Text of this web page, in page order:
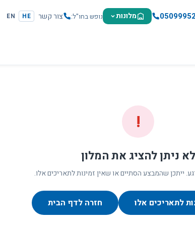
מלונות נופש בחו"ל צור קשר HE
EN
!
לא ניתן להציג את המלון
ייתכן שהמבצע הסתיים או שאין זמינות לתאריכים אלו.
לתאריכים אלו חזרה לדף הבית